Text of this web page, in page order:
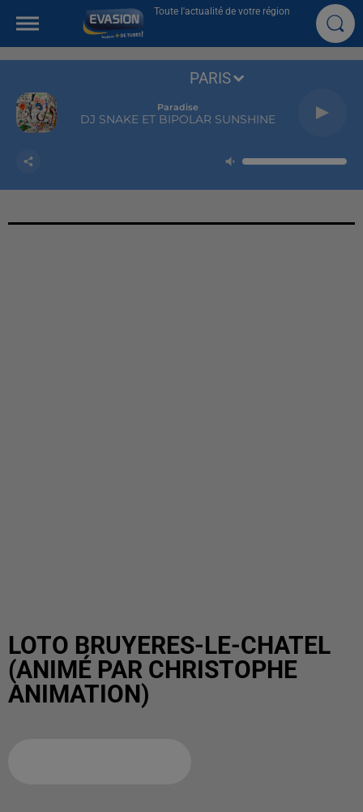
Toute l'actualité de votre région
Paradise
DJ SNAKE ET BIPOLAR SUNSHINE
PARIS
LOTO BRUYERES-LE-CHATEL
(ANIMÉ PAR CHRISTOPHE
ANIMATION)